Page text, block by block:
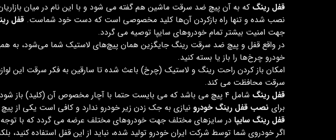
قفل رینگ که به آن پیچ ضد سرقت ماشین هم گفته می شود و با این نام در میان
نصب شده و تنها راه بازکردن آن‌ها کلید مخصوصی است که دست خود شماست. قفل
جهت امنیت بیشتر تمام خودروهای سایپا توصیه می گردد.
در واقع قفل و پیچ ضد سرقت رینگ جایگزین همان پیچ‌های لاستیک شما می‌شود، به
خودرو چرخ‌ها را باز یا بسته کنید.
امکان باز کردن راحت رینگ و لاستیک (چرخ) باعث شده تا سارقین به فکر سرقت این
سرقت محافظت می کند.
قفل رینگ شامل ۴ پیچ می باشد که می بایست حتما با آچار مخصوص آن (کلید) باز شود و باز کردن آن با آچارهای معمولی امکان پذیر نیست.
برای نصب قفل رینگ خودرو نیازی به جک زدن زیر خودرو ندارد و کافی است یکی از
قفل رینگ سایپا در سایزهای مختلف جهت خودروهای مختلف عرضه می گردد که با توجه
اگر خودروی شما توسط شرکت ایران خودرو تولید شده، نباید از این قفل استفاده کنید،